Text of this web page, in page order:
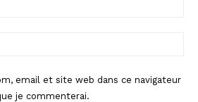
email et site web dans ce navigateur
je commenterai.